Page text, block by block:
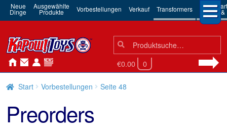
Neue
Dinge
Ausgewählte
Produkte Vorbestellungen Verkauf Transformers 3rd
Robots
Suchen
nach:
Suche
€0.00 0
Start Vorbestellungen Seite 48
Preorders